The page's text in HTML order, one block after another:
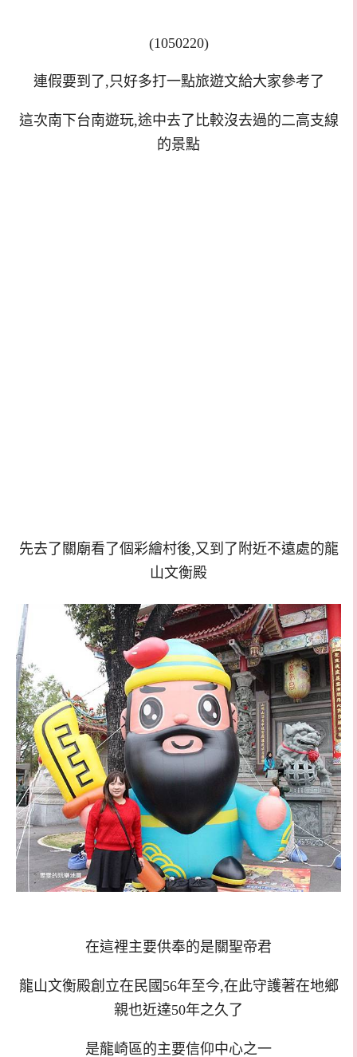
(1050220)
連假要到了,只好多打一點旅遊文給大家參考了
這次南下台南遊玩,途中去了比較沒去過的二高支線
的景點
先去了關廟看了個彩繪村後,又到了附近不遠處的龍
山文衡殿
在這裡主要供奉的是關聖帝君
龍山文衡殿創立在民國56年至今,在此守護著在地鄉
親也近達50年之久了
是龍崎區的主要信仰中心之一